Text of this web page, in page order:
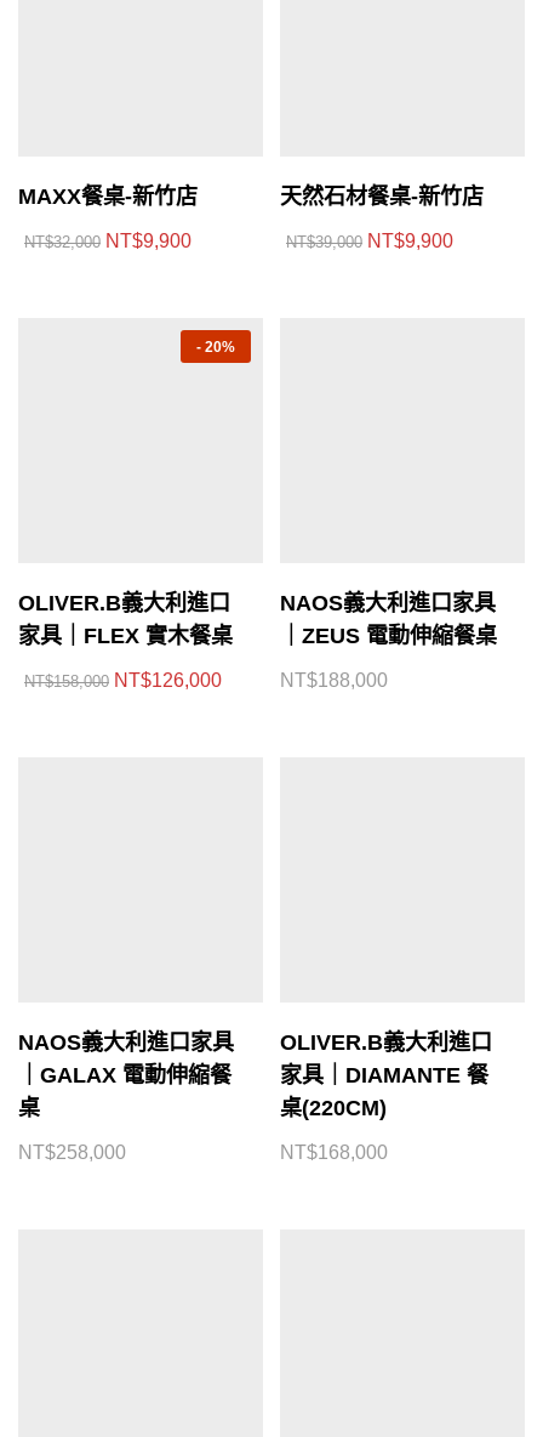
MAXX餐桌-新竹店
NT$32,000 NT$9,900
天然石材餐桌-新竹店
NT$39,000 NT$9,900
- 20%
OLIVER.B義大利進口
家具｜FLEX 實木餐桌
NT$158,000 NT$126,000
NAOS義大利進口家具
｜ZEUS 電動伸縮餐桌
NT$188,000
NAOS義大利進口家具
｜GALAX 電動伸縮餐
桌
NT$258,000
OLIVER.B義大利進口
家具｜DIAMANTE 餐
桌(220CM)
NT$168,000